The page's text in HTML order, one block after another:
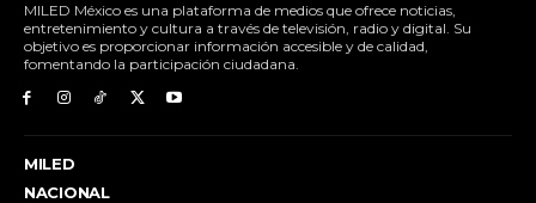
MILED México es una plataforma de medios que ofrece noticias,
entretenimiento y cultura a través de televisión, radio y digital. Su
objetivo es proporcionar información accesible y de calidad,
fomentando la participación ciudadana.
MILED
NACIONAL